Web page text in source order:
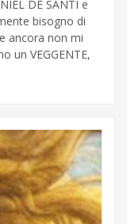
DE SANTI e
bisogno di
ancora non mi
un VEGGENTE,